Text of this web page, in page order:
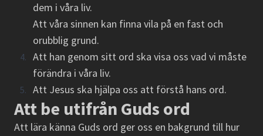
dem i våra liv.
Att våra sinnen kan finna vila på en fast och
orubblig grund.
Att han genom sitt ord ska visa oss vad vi måste
förändra i våra liv.
Att Jesus ska hjälpa oss att förstå hans ord.
Att be utifrån Guds ord
Att lära känna Guds ord ger oss en bakgrund till hur